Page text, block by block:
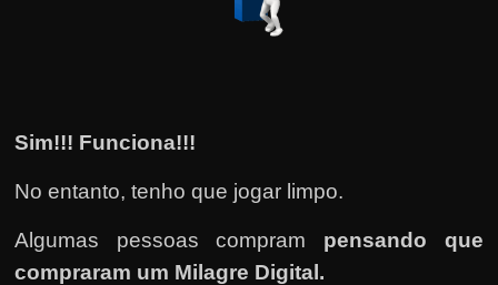
Sim!!! Funciona!!!
No entanto, tenho que jogar limpo.
Algumas pessoas compram pensando que
compraram um Milagre Digital.